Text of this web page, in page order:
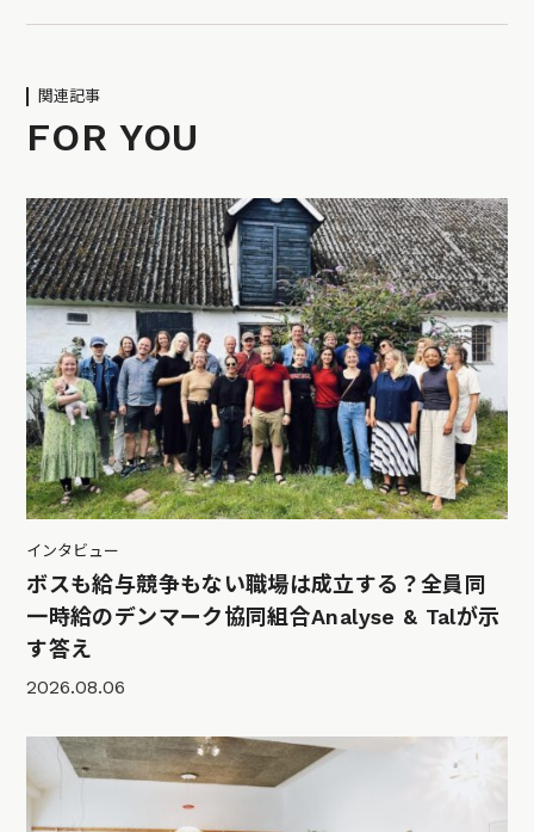
関連記事
FOR YOU
インタビュー
ボスも給与競争もない職場は成立する？全員同
一時給のデンマーク協同組合Analyse & Talが示
す答え
2026.08.06